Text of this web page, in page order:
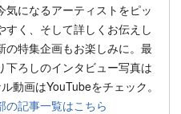
気になるアーティストをピッ
すく、そして詳しくお伝えし
の特集企画もお楽しみに。最
下ろしのインタビュー写真は
動画はYouTubeをチェック。
の記事一覧はこちら